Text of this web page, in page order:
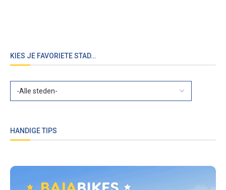
KIES JE FAVORIETE STAD…
HANDIGE TIPS